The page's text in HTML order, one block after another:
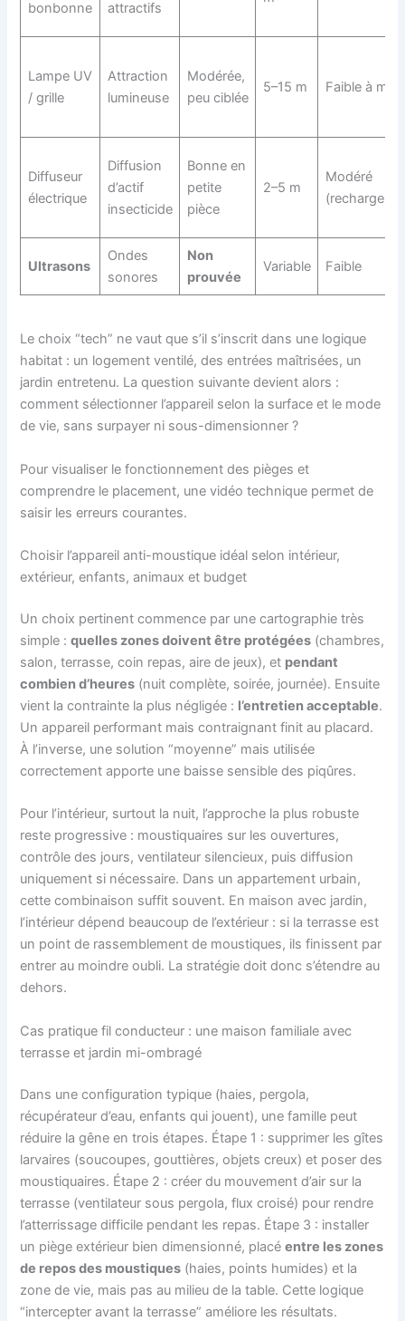
bonbonne attractifs
Lampe UV
/ grille
Attraction
lumineuse
Modérée,
peu ciblée
5–15 m Faible à
Diffuseur
électrique
Diffusion
d’actif
insecticide
Bonne en
petite
pièce
2–5 m
Modéré
(recharges)
Ultrasons
Ondes
sonores
Non
prouvée
Variable Faible
Le choix “tech” ne vaut que s’il s’inscrit dans une logique
habitat : un logement ventilé, des entrées maîtrisées, un
jardin entretenu. La question suivante devient alors :
comment sélectionner l’appareil selon la surface et le mode
de vie, sans surpayer ni sous-dimensionner ?
Pour visualiser le fonctionnement des pièges et
comprendre le placement, une vidéo technique permet de
saisir les erreurs courantes.
Choisir l’appareil anti-moustique idéal selon intérieur,
extérieur, enfants, animaux et budget
Un choix pertinent commence par une cartographie très
simple :quelles zones doivent être protégées (chambres,
salon, terrasse, coin repas, aire de jeux), et pendant
combien d’heures (nuit complète, soirée, journée). Ensuite
vient la contrainte la plus négligée : l’entretien acceptable.
Un appareil performant mais contraignant finit au placard.
À l’inverse, une solution “moyenne” mais utilisée
correctement apporte une baisse sensible des piqûres.
Pour l’intérieur, surtout la nuit, l’approche la plus robuste
reste progressive : moustiquaires sur les ouvertures,
contrôle des jours, ventilateur silencieux, puis diffusion
uniquement si nécessaire. Dans un appartement urbain,
cette combinaison suffit souvent. En maison avec jardin,
l’intérieur dépend beaucoup de l’extérieur : si la terrasse est
un point de rassemblement de moustiques, ils finissent par
entrer au moindre oubli. La stratégie doit donc s’étendre au
dehors.
Cas pratique fil conducteur : une maison familiale avec
terrasse et jardin mi-ombragé
Dans une configuration typique (haies, pergola,
récupérateur d’eau, enfants qui jouent), une famille peut
réduire la gêne en trois étapes. Étape 1 : supprimer les gîtes
larvaires (soucoupes, gouttières, objets creux) et poser des
moustiquaires. Étape 2 : créer du mouvement d’air sur la
terrasse (ventilateur sous pergola, flux croisé) pour rendre
l’atterrissage difficile pendant les repas. Étape 3 : installer
un piège extérieur bien dimensionné, placéentre les zones
de repos des moustiques (haies, points humides) et la
zone de vie, mais pas au milieu de la table. Cette logique
“intercepter avant la terrasse” améliore les résultats.